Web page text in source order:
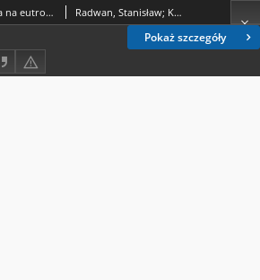
Pokaż szczegóły
Wpływ kanału Wieprz-Krzna na eutrofizację wód Jeziora Krasnego na Pojezierzu Łęczyńsko-Włodawskim Radwan, Stanisław; Kowalczyk, Czesław; Zwolski, Włodzimierz; Kornijów, Ryszard; Kowalik, Witold; Paleolog, Andrzej; Stępień, Barbara